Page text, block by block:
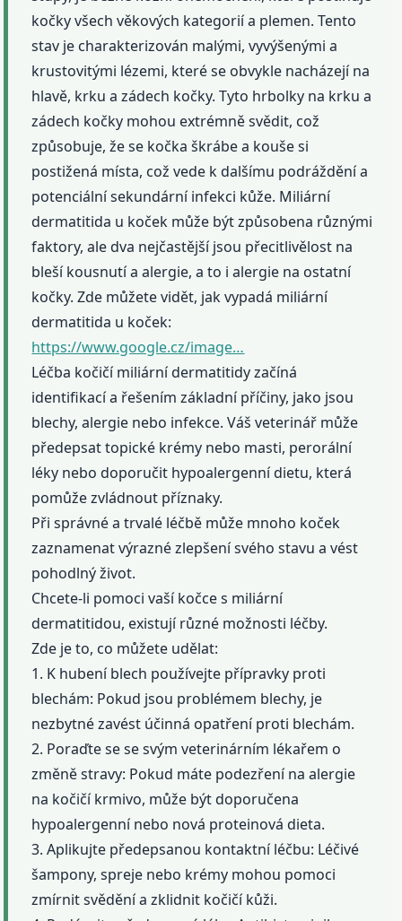
kočky všech věkových kategorií a plemen. Tento
stav je charakterizován malými, vyvýšenými a
krustovitými lézemi, které se obvykle nacházejí na
hlavě, krku a zádech kočky. Tyto hrbolky na krku a
zádech kočky mohou extrémně svědit, což
způsobuje, že se kočka škrábe a kouše si
postižená místa, což vede k dalšímu podráždění a
potenciální sekundární infekci kůže. Miliární
dermatitida u koček může být způsobena různými
faktory, ale dva nejčastější jsou přecitlivělost na
bleší kousnutí a alergie, a to i alergie na ostatní
kočky. Zde můžete vidět, jak vypadá miliární
dermatitida u koček:
https://www.google.cz/image…
Léčba kočičí miliární dermatitidy začíná
identifikací a řešením základní příčiny, jako jsou
blechy, alergie nebo infekce. Váš veterinář může
předepsat topické krémy nebo masti, perorální
léky nebo doporučit hypoalergenní dietu, která
pomůže zvládnout příznaky.
Při správné a trvalé léčbě může mnoho koček
zaznamenat výrazné zlepšení svého stavu a vést
pohodlný život.
Chcete-li pomoci vaší kočce s miliární
dermatitidou, existují různé možnosti léčby.
Zde je to, co můžete udělat:
1. K hubení blech používejte přípravky proti
blechám: Pokud jsou problémem blechy, je
nezbytné zavést účinná opatření proti blechám.
2. Poraďte se se svým veterinárním lékařem o
změně stravy: Pokud máte podezření na alergie
na kočičí krmivo, může být doporučena
hypoalergenní nebo nová proteinová dieta.
3. Aplikujte předepsanou kontaktní léčbu: Léčivé
šampony, spreje nebo krémy mohou pomoci
zmírnit svědění a zklidnit kočičí kůži.